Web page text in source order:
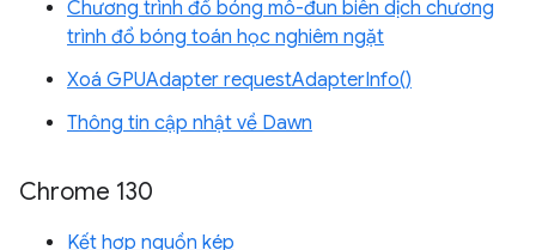
Chương trình đổ bóng mô-đun biên dịch chương
trình đổ bóng toán học nghiêm ngặt
Xoá GPUAdapter requestAdapterInfo()
Thông tin cập nhật về Dawn
Chrome 130
Kết hợp nguồn kép